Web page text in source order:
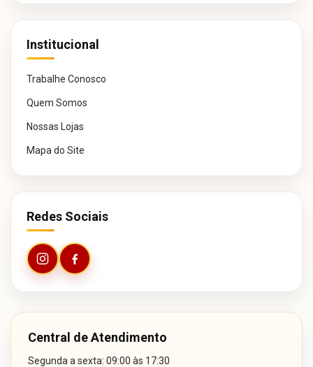
Institucional
Trabalhe Conosco
Quem Somos
Nossas Lojas
Mapa do Site
Redes Sociais
Central de Atendimento
Segunda a sexta: 09:00 às 17:30